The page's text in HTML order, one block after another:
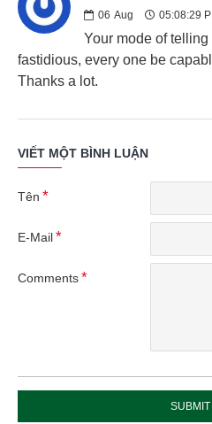
06 Aug 05:08:29
Your mode of
fastidious, every one be
Thanks a lot.
VIẾT MỘT BÌNH LUẬN
Tên
E-Mail
Comments
SUBMIT